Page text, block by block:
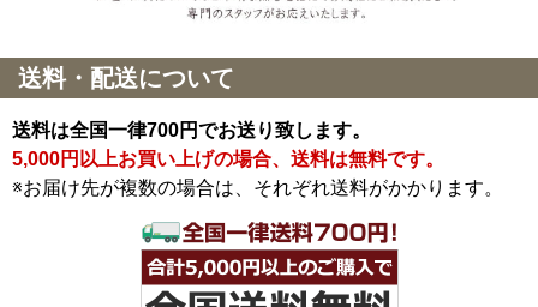
送料・配送について
送料は全国一律700円でお送り致します。
5,000円以上お買い上げの場合、送料は無料です。
※お届け先が複数の場合は、それぞれ送料がかかります。